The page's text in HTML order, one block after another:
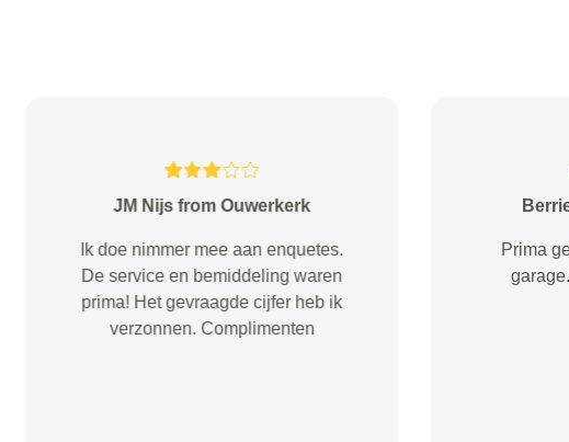
aalders from Ulft
Vakbekwame
voor je geld! !
Steven Deman from
Binnen een paar uur al een
afspraak voor interieur reiniging
van de Fiat 500 via Service Right